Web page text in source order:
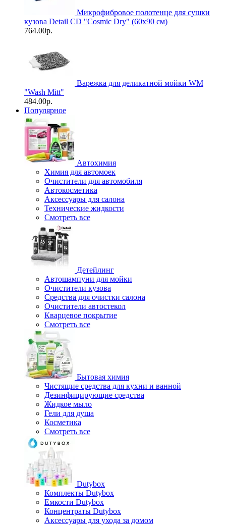
Микрофибровое полотенце для сушки
кузова Detail CD "Cosmic Dry" (60х90 см)
764.00р.
Варежка для деликатной мойки WM
"Wash Mitt"
484.00р.
Популярное
Автохимия
Химия для автомоек
Очистители для автомобиля
Автокосметика
Аксессуары для салона
Технические жидкости
Смотреть все
Детейлинг
Автошампуни для мойки
Очистители кузова
Средства для очистки салона
Очистители автостекол
Кварцевое покрытие
Смотреть все
Бытовая химия
Чистящие средства для кухни и ванной
Дезинфицирующие средства
Жидкое мыло
Гели для душа
Косметика
Смотреть все
Dutybox
Комплекты Dutybox
Емкости Dutybox
Концентраты Dutybox
Аксессуары для ухода за домом